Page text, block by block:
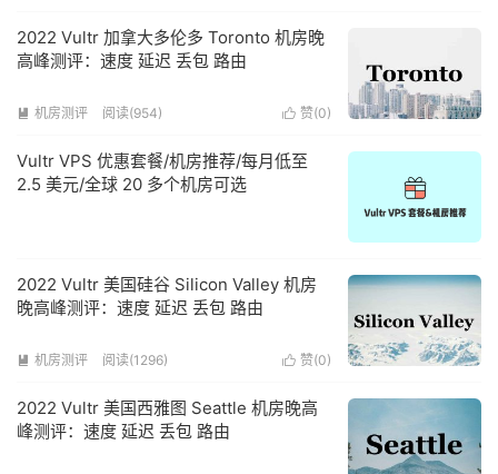
2022 Vultr 加拿大多伦多 Toronto 机房晚
高峰测评：速度 延迟 丢包 路由
 机房测评 阅读(954)  赞(0)
Vultr VPS 优惠套餐/机房推荐/每月低至
2.5 美元/全球 20 多个机房可选
2022 Vultr 美国硅谷 Silicon Valley 机房
晚高峰测评：速度 延迟 丢包 路由
 机房测评 阅读(1296)  赞(0)
2022 Vultr 美国西雅图 Seattle 机房晚高
峰测评：速度 延迟 丢包 路由